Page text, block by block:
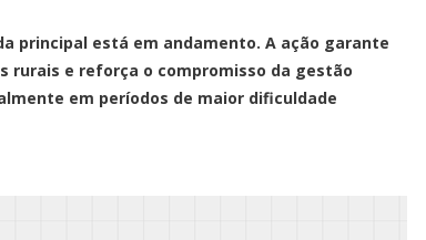
principal está em andamento. A ação garante
rurais e reforça o compromisso da gestão
em períodos de maior dificuldade